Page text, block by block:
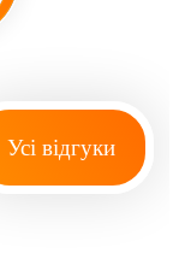
Усі відгуки